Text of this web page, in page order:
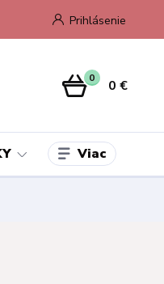
Prihlásenie
0 0 €
Viac